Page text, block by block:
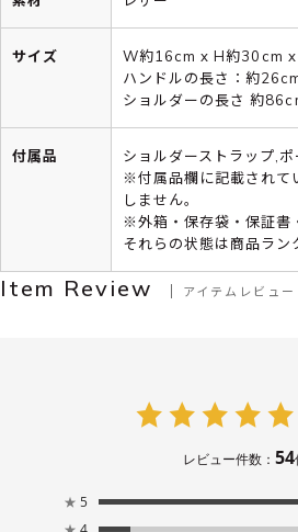
サイズ
W約16cm x H約30cm
ハンドルの長さ：約
ショルダーの長さ 約
付属品
ショルダーストラップ,ポ
※付属品欄に記載されて
しません。
※外箱・保存袋・保証書
それらの状態は商品ラン
Item Review アイテムレビュー
レビュー件数： 54
★ 5